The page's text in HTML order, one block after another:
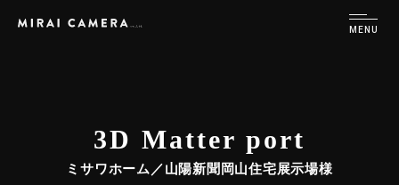
3D Matter port
ミサワホーム／山陽新聞岡山住宅展示場様